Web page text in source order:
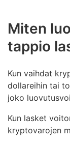
Miten
tappio
Kun vaihdat
dollareihin tai
joko
Kun lasket
kryptovarojen